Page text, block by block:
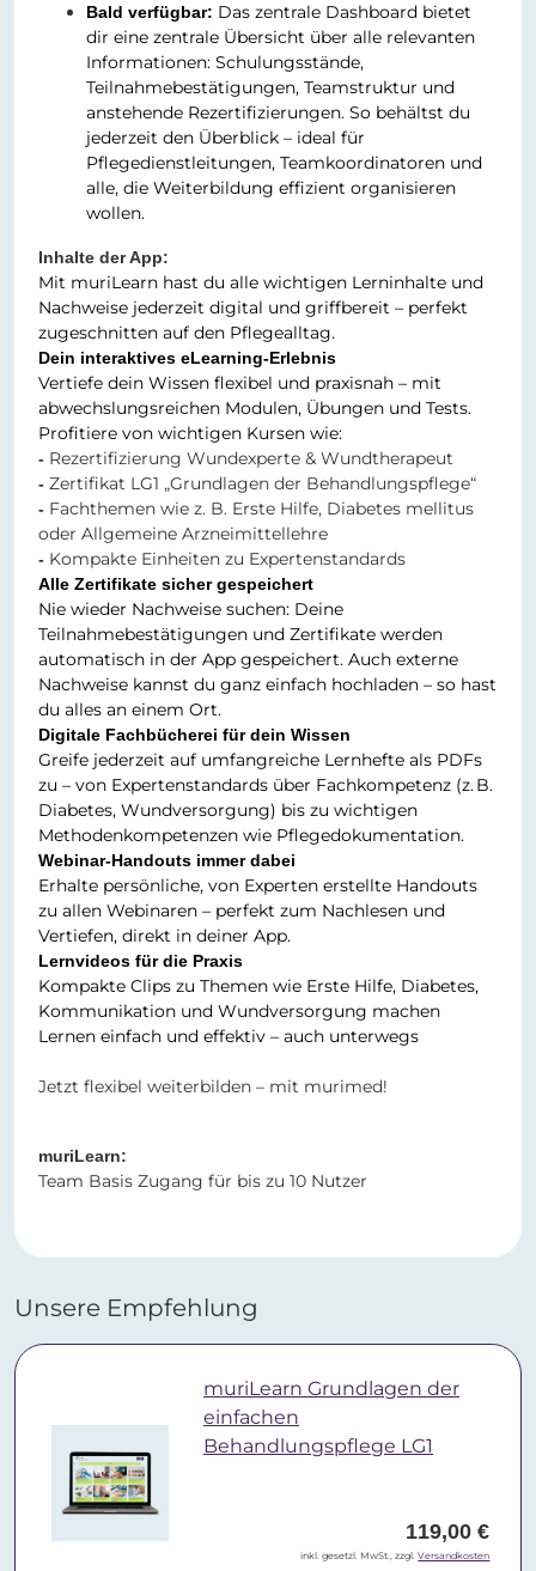
Bald verfügbar: Das zentrale Dashboard bietet
dir eine zentrale Übersicht über alle relevanten
Informationen: Schulungsstände,
Teilnahmebestätigungen, Teamstruktur und
anstehende Rezertifizierungen. So behältst du
jederzeit den Überblick – ideal für
Pflegedienstleitungen, Teamkoordinatoren und
alle, die Weiterbildung effizient organisieren
wollen.
Inhalte der App:
Mit muriLearn hast du alle wichtigen Lerninhalte und
Nachweise jederzeit digital und griffbereit – perfekt
zugeschnitten auf den Pflegealltag.
Dein interaktives eLearning-Erlebnis
Vertiefe dein Wissen flexibel und praxisnah – mit
abwechslungsreichen Modulen, Übungen und Tests.
Profitiere von wichtigen Kursen wie:
- Rezertifizierung Wundexperte & Wundtherapeut
- Zertifikat LG1 „Grundlagen der Behandlungspflege“
- Fachthemen wie z. B. Erste Hilfe, Diabetes mellitus
oder Allgemeine Arzneimittellehre
- Kompakte Einheiten zu Expertenstandards
Alle Zertifikate sicher gespeichert
Nie wieder Nachweise suchen: Deine
Teilnahmebestätigungen und Zertifikate werden
automatisch in der App gespeichert. Auch externe
Nachweise kannst du ganz einfach hochladen – so hast
du alles an einem Ort.
Digitale Fachbücherei für dein Wissen
Greife jederzeit auf umfangreiche Lernhefte als PDFs
zu – von Expertenstandards über Fachkompetenz (z.B.
Diabetes, Wundversorgung) bis zu wichtigen
Methodenkompetenzen wie Pflegedokumentation.
Webinar-Handouts immer dabei
Erhalte persönliche, von Experten erstellte Handouts
zu allen Webinaren – perfekt zum Nachlesen und
Vertiefen, direkt in deiner App.
Lernvideos für die Praxis
Kompakte Clips zu Themen wie Erste Hilfe, Diabetes,
Kommunikation und Wundversorgung machen
Lernen einfach und effektiv – auch unterwegs
Jetzt flexibel weiterbilden – mit murimed!
muriLearn:
Team Basis Zugang für bis zu 10 Nutzer
Unsere Empfehlung
muriLearn Grundlagen der
einfachen
Behandlungspflege LG1
119,00 €
inkl. gesetzl. MwSt., zzgl.Versandkosten